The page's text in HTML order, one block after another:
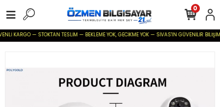
— STOKTAN TESLİM — BEKLEME YOK, GECİKME YOK — SİVAS'IN GÜVENİLİR BİLİŞİM
0